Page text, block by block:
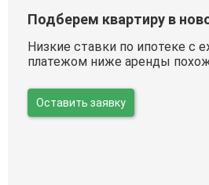
Подберем квартиру в
Низкие ставки по ипотеке с
платежом ниже аренды
Оставить заявку